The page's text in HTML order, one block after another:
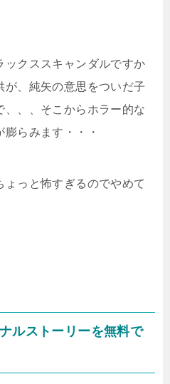
ックススキャンダルですか
が、純矢の意思をついだ子
、、そこからホラー的な
らみます・・・
っと怖すぎるのでやめて
ルストーリーを無料で